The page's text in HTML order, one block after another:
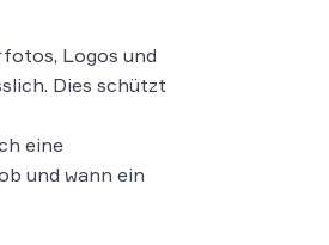
Logos und
Dies schützt
eine
und wann ein